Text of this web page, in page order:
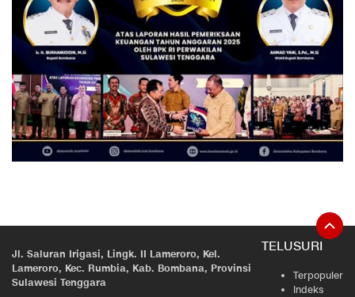
Jl. Saluran Irigasi, Lingk. II Lameroro, Kel.
Lameroro, Kec. Rumbia, Kab. Bombana, Provinsi
Sulawesi Tenggara
TELUSURI
Terpopuler
Indeks